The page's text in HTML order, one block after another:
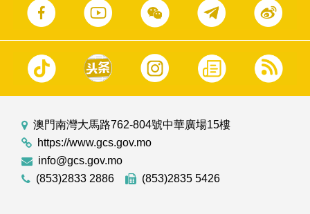
澳門南灣大馬路762-804號中華廣場15樓
https://www.gcs.gov.mo
info@gcs.gov.mo
(853)2833 2886
(853)2835 5426